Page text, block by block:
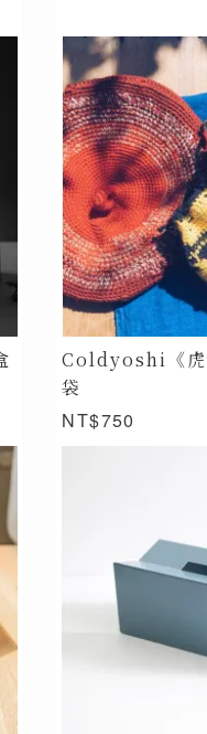
Coldyoshi《虎
袋
NT$750